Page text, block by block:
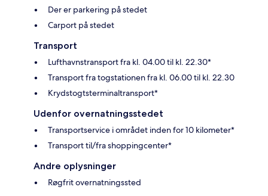
Der er parkering på stedet
Carport på stedet
Transport
Lufthavnstransport fra kl. 04.00 til kl. 22.30*
Transport fra togstationen fra kl. 06.00 til kl. 22.30
Krydstogtsterminaltransport*
Udenfor overnatningsstedet
Transportservice i området inden for 10 kilometer*
Transport til/fra shoppingcenter*
Andre oplysninger
Røgfrit overnatningssted